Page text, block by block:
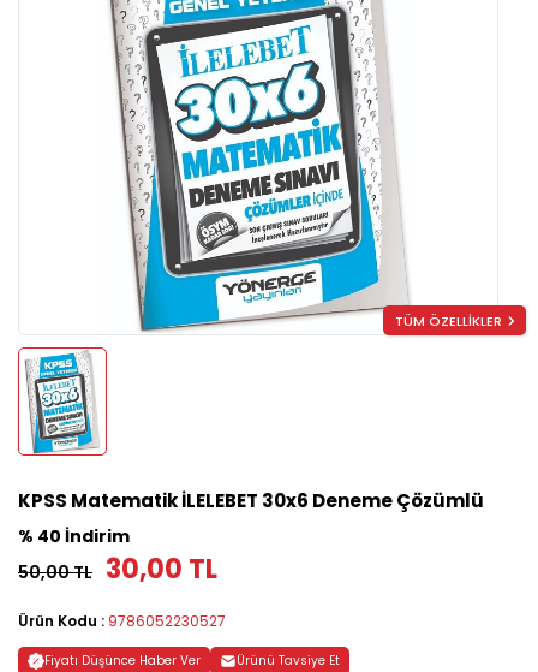
TÜM ÖZELLİKLER
KPSS Matematik İLELEBET 30x6 Deneme Çözümlü
% 40 İndirim
50,00 TL 30,00 TL
Ürün Kodu : 9786052230527
Fiyatı Düşünce Haber Ver Ürünü Tavsiye Et